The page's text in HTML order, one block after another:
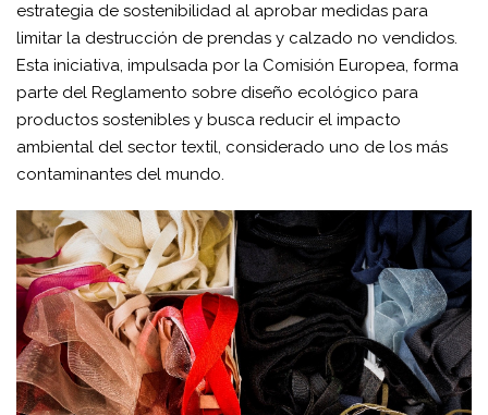
estrategia de sostenibilidad al aprobar medidas para
limitar la destrucción de prendas y calzado no vendidos.
Esta iniciativa, impulsada por la Comisión Europea, forma
parte del Reglamento sobre diseño ecológico para
productos sostenibles y busca reducir el impacto
ambiental del sector textil, considerado uno de los más
contaminantes del mundo.